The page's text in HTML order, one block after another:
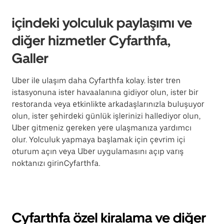
içindeki yolculuk paylaşımı ve
diğer hizmetler Cyfarthfa,
Galler
Uber ile ulaşım daha Cyfarthfa kolay. İster tren
istasyonuna ister havaalanına gidiyor olun, ister bir
restoranda veya etkinlikte arkadaşlarınızla buluşuyor
olun, ister şehirdeki günlük işlerinizi hallediyor olun,
Uber gitmeniz gereken yere ulaşmanıza yardımcı
olur. Yolculuk yapmaya başlamak için çevrim içi
oturum açın veya Uber uygulamasını açıp varış
noktanızı girinCyfarthfa.
Cyfarthfa özel kiralama ve diğer